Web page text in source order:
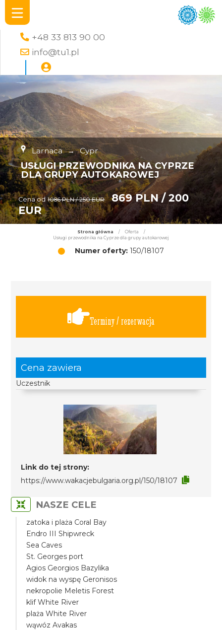
+48 33 813 90 00
info@tu1.pl
Larnaca → Cypr
USŁUGI PRZEWODNIKA NA CYPRZE
DLA GRUPY AUTOKAROWEJ
Cena od 1086 PLN / 250 EUR
869 PLN / 200
EUR
Strona główna / Oferta
/
Usługi przewodnika na Cyprze dla grupy autokarowej
Numer oferty: 150/18107
Terminy / rezerwacja
Cena zawiera
Uczestnik
Link do tej strony:
https://www.wakacjebulgaria.org.pl/150/18107
NASZE CELE
zatoka i plaża Coral Bay
Endro III Shipwreck
Sea Caves
St. Georges port
Agios Georgios Bazylika
widok na wyspę Geronisos
nekropolie Meletis Forest
klif White River
plaża White River
wąwóz Avakas